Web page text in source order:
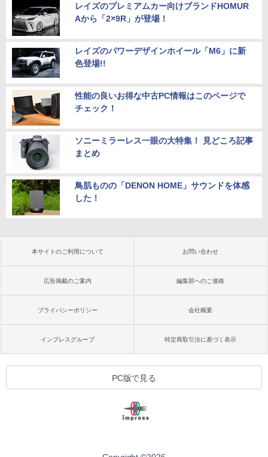
レイズのプレミアムカー向けブランドHOMUR
Aから「2×9R」が登場！
レイズのパワーデザインホイール「M6」に新
色登場!!
性能の良いお得な中古PC情報はこのページで
チェック！
ソニーミラーレス一眼の大特集！ 見どころ記事
まとめ
鳥肌ものの「DENON HOME」サウンドを体感
した！
本サイトのご利用について お問い合わせ
広告掲載のご案内 編集部へのご連絡
プライバシーポリシー 会社概要
インプレスグループ 特定商取引法に基づく表示
PC版で見る